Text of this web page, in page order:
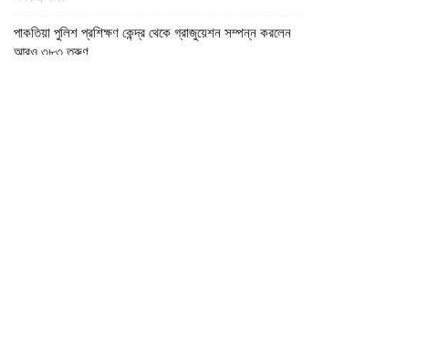
পাকতিয়া পুলিশ প্রশিক্ষণ কেন্দ্র থেকে গ্রাজুয়েশন সম্পন্ন করলেন
আরও ৩৮৩ তরুণ